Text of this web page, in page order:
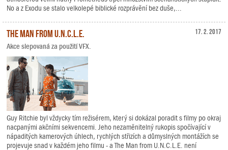
No a z Exodu se stalo velkolepé biblické rozprávění bez duše,...
17. 2. 2017
The Man from U.N.C.L.E.
Akce slepovaná za použití VFX.
Guy Ritchie byl vždycky tím režisérem, který si dokázal poradit s filmy po okraj
nacpanými akčními sekvencemi. Jeho nezaměnitelný rukopis spočívající v
nápaditých kamerových úhlech, rychlých střizích a důmyslných montážích se
projevuje snad v každém jeho filmu - a The Man from U.N.C.L.E. není